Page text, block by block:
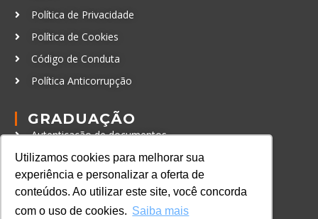
Utilizamos cookies para melhorar sua
experiência e personalizar a oferta de
conteúdos. Ao utilizar este site, você concorda
com o uso de cookies. Saiba mais
Política de Privacidade
Política de Cookies
Código de Conduta
Política Anticorrupção
GRADUAÇÃO
Autenticação de documentos
CURSOS, EVENTOS E
CERTIFICAÇÕES
Online